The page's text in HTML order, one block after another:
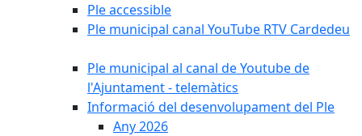
Ple accessible
Ple municipal canal YouTube RTV Cardedeu
Ple municipal al canal de Youtube de
l'Ajuntament - telemàtics
Informació del desenvolupament del Ple
Any 2026